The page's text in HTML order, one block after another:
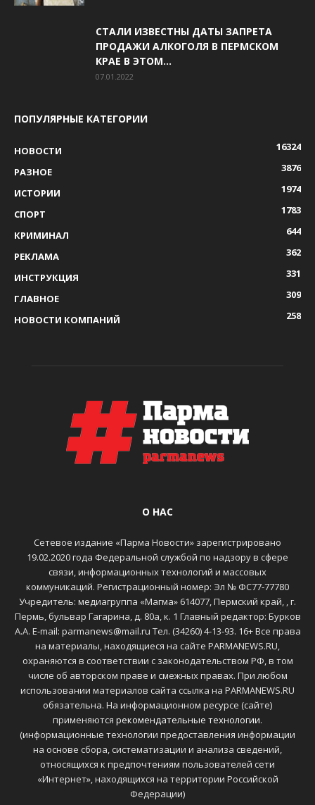
СТАЛИ ИЗВЕСТНЫ ДАТЫ ЗАПРЕТА
ПРОДАЖИ АЛКОГОЛЯ В ПЕРМСКОМ
КРАЕ В ЭТОМ...
07.01.2022
ПОПУЛЯРНЫЕ КАТЕГОРИИ
НОВОСТИ
16324
РАЗНОЕ
3876
ИСТОРИИ
1974
СПОРТ
1783
КРИМИНАЛ
644
РЕКЛАМА
362
ИНСТРУКЦИЯ
331
ГЛАВНОЕ
309
НОВОСТИ КОМПАНИЙ
258
О НАС
Сетевое издание «Парма Новости» зарегистрировано
19.02.2020 года Федеральной службой по надзору в сфере
связи, информационных технологий и массовых
коммуникаций. Регистрационный номер: Эл № ФС77-77780
Учредитель: медиагруппа «Магма» 614077, Пермский край, , г.
Пермь, бульвар Гагарина, д. 80а, к. 1 Главный редактор: Бурков
А.А. E-mail: parmanews@mail.ru Тел. (34260) 4-13-93. 16+ Все права
на материалы, находящиеся на сайте PARMANEWS.RU,
охраняются в соответствии с законодательством РФ, в том
числе об авторском праве и смежных правах. При любом
использовании материалов сайта ссылка на PARMANEWS.RU
обязательна. На информационном ресурсе (сайте)
применяются рекомендательные технологии.
(информационные технологии предоставления информации
на основе сбора, систематизации и анализа сведений,
относящихся к предпочтениям пользователей сети
«Интернет», находящихся на территории Российской
Федерации)